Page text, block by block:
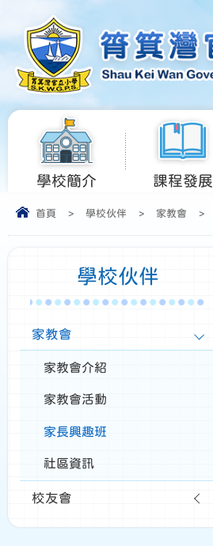
學校簡介 課程發展
首頁 > 學校伙伴 > 家教會 >
學校伙伴
家教會
家教會介紹
家教會活動
家長興趣班
社區資訊
校友會